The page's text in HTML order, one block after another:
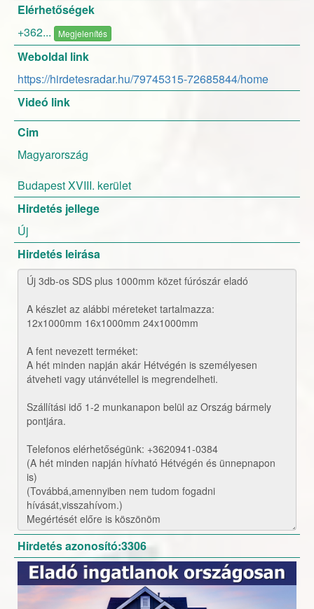
Elérhetőségek
+362...
Megjelenítés
Weboldal link
https://hirdetesradar.hu/79745315-72685844/home
Videó link
Cim
Magyarország
Budapest XVIII. kerület
Hirdetés jellege
Új
Hirdetés leirása
Hirdetés azonosító:3306